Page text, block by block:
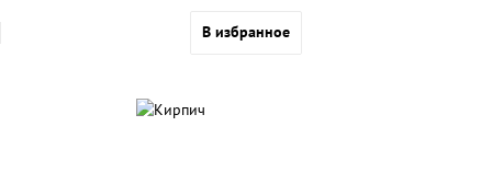
В избранное